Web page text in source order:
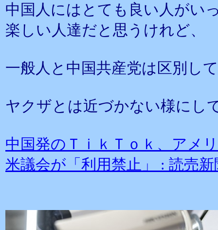
中国人にはとても良い人がい
楽しい人達だと思うけれど、
一般人と中国共産党は区別し
ヤクザとは近づかない様にし
中国発のＴｉｋＴｏｋ、アメ
米議会が「利用禁止」 : 読売